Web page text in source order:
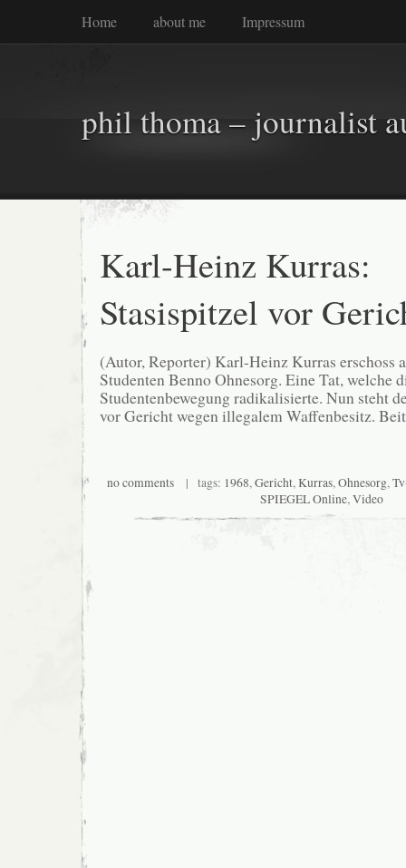
Home about me Impressum
phil thoma – journalist
Karl-Heinz Kurras:
Stasispitzel vor
(Autor, Reporter) Karl-Heinz Kurras erschoss
Studenten Benno Ohnesorg. Eine Tat, welche
Studentenbewegung radikalisierte. Nun steht
vor Gericht wegen illegalem Waffenbesitz.
no comments | tags: 1968, Gericht, Kurras, Ohnesorg,
SPIEGEL Online, Video